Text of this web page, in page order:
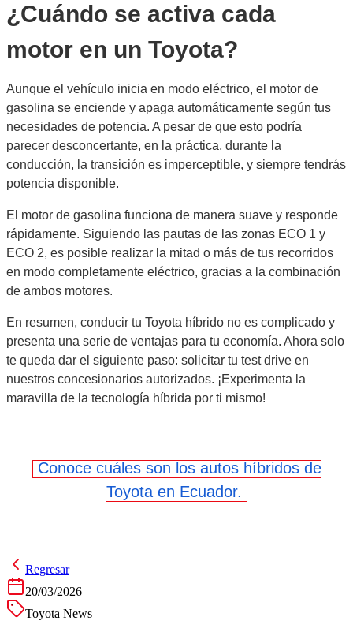
¿Cuándo se activa cada
motor en un Toyota?
Aunque el vehículo inicia en modo eléctrico, el motor de
gasolina se enciende y apaga automáticamente según tus
necesidades de potencia. A pesar de que esto podría
parecer desconcertante, en la práctica, durante la
conducción, la transición es imperceptible, y siempre tendrás
potencia disponible.
El motor de gasolina funciona de manera suave y responde
rápidamente. Siguiendo las pautas de las zonas ECO 1 y
ECO 2, es posible realizar la mitad o más de tus recorridos
en modo completamente eléctrico, gracias a la combinación
de ambos motores.
En resumen, conducir tu Toyota híbrido no es complicado y
presenta una serie de ventajas para tu economía. Ahora solo
te queda dar el siguiente paso: solicitar tu test drive en
nuestros concesionarios autorizados. ¡Experimenta la
maravilla de la tecnología híbrida por ti mismo!
Conoce cuáles son los autos híbridos de
Toyota en Ecuador.
Regresar
20/03/2026
Toyota News